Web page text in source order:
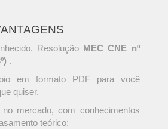
Resolução MEC CNE nº
.
em formato PDF para você
quiser.
no mercado, com conhecimentos
teórico;